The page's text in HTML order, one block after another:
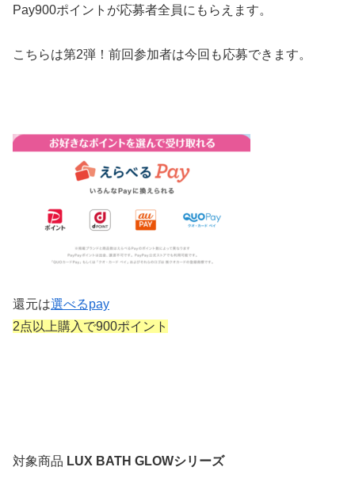
Pay900ポイント が応募者全員にもらえます。
こちらは第2弾！前回参加者は今回も応募できます。
還元は選べるpay
2点以上購入で900ポイント
対象商品 LUX BATH GLOWシリーズ